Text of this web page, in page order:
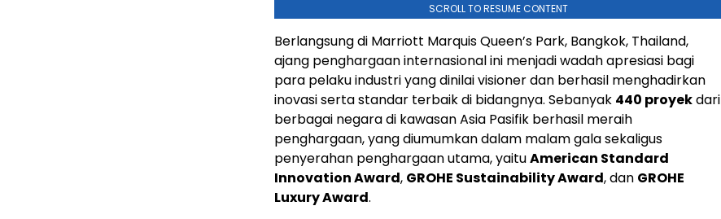
SCROLL TO RESUME CONTENT
Berlangsung di Marriott Marquis Queen’s Park, Bangkok, Thailand,
ajang penghargaan internasional ini menjadi wadah apresiasi bagi
para pelaku industri yang dinilai visioner dan berhasil menghadirkan
inovasi serta standar terbaik di bidangnya. Sebanyak 440 proyekdari
berbagai negara di kawasan Asia Pasifik berhasil meraih
penghargaan, yang diumumkan dalam malam gala sekaligus
penyerahan penghargaan utama, yaituAmerican Standard
Innovation Award, GROHE Sustainability Award, dan GROHE
Luxury Award.